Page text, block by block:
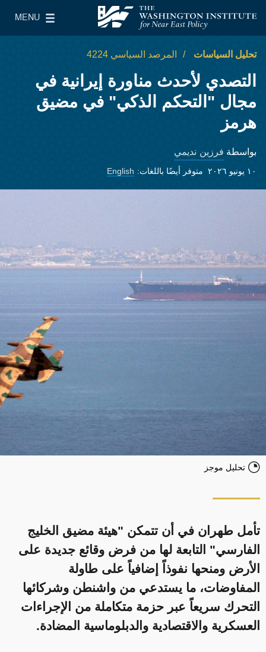
معهد واشنطن لسياسات الشرق الأدنى
MENU
Main Menu
تحليل السياسات المرصد السياسي 4224
التصدي لأحدث مناورة إيرانية في
مجال "التحكم الذكي" في مضيق
هرمز
بواسطة فرزين نديمي
١٠ يونيو ٢٠٢٦ متوفر أيضًا باللغات: English
تحليل موجز
تأمل طهران في أن تتمكن "هيئة مضيق الخليج
الفارسي" التابعة لها من فرض وقائع جديدة على
الأرض ومنحها نفوذاً إضافياً على طاولة
المفاوضات، ما يستدعي من واشنطن وشركائها
التحرك سريعاً عبر حزمة متكاملة من الإجراءات
العسكرية والاقتصادية والدبلوماسية المضادة.